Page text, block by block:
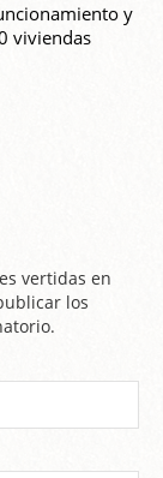
y
viviendas
vertidas en
los